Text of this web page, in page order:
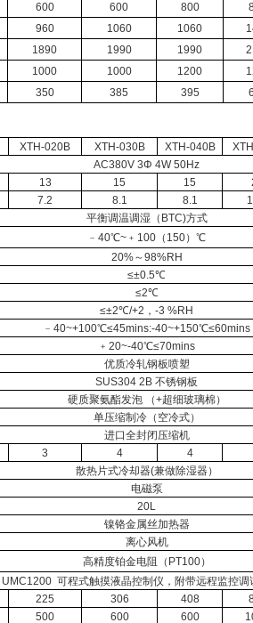
600 600 800
960 1060 1060
1890 1990 1990
1000 1000 1200
350 385 395
XTH-020B XTH-030B XTH-040B
AC380V 3Φ 4W 50Hz
13 15 15
7.2 8.1 8.1
平衡调温调湿（BTC)方式
﹣40℃~﹢100（150）℃
20%～98%RH
≤±0.5℃
≤2℃
≤±2℃/+2，-3 %RH
﹣40~+100℃≤45mins:-40~+150℃≤60mins
﹢20~-40℃≤70mins
优质冷轧钢板喷塑
SUS304 2B 不锈钢板
硬质聚氨酯发泡 （+超细玻璃棉）
单压缩制冷（空冷式）
进口全封闭压缩机
3 4 4
散热片式冷却器(兼做除湿器）
电磁泵
20L
镍铬金属丝加热器
离心风机
高精度铂金电阻（PT100）
UMC1200 可程式触摸液晶控制仪，附带远程监控调
225 306 408
500 600 600